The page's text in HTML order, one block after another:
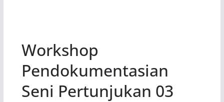
Workshop
Pendokumentasian
Seni Pertunjukan 03